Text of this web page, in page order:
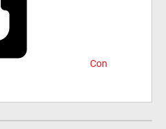
Con